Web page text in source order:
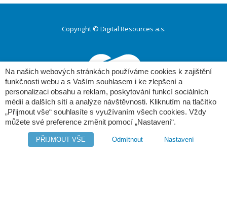
Copyright © Digital Resources a.s.
ménu
Poděbradská 520/24
190 00 Praha 9
Na našich webových stránkách používáme cookies k zajištění
funkčnosti webu a s Vaším souhlasem i ke zlepšení a
personalizaci obsahu a reklam, poskytování funkcí sociálních
médií a dalších sítí a analýze návštěvnosti. Kliknutím na tlačítko
„Přijmout vše“ souhlasíte s využívaním všech cookies. Vždy
můžete své preference změnit pomocí „Nastavení“.
PŘIJMOUT VŠE Odmítnout Nastavení